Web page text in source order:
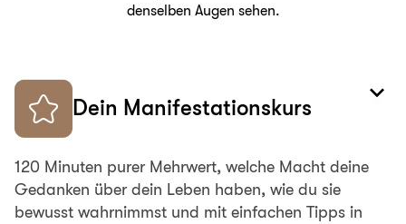
denselben Augen sehen.
Dein Manifestationskurs
keyboard_arrow_down
120 Minuten purer Mehrwert, welche Macht deine
Gedanken über dein Leben haben, wie du sie
bewusst wahrnimmst und mit einfachen Tipps in